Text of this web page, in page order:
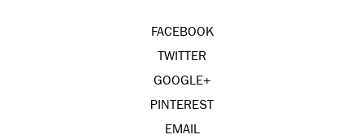
FACEBOOK
TWITTER
GOOGLE+
PINTEREST
EMAIL